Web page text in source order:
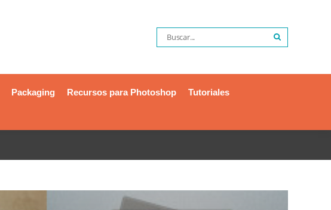
Packaging Recursos para Photoshop
Tutoriales